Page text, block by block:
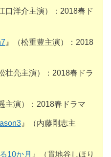
口洋介主演）：2018春ド
』（松重豊主演）：2018
壮亮主演）：2018春ドラ
主演）：2018春ドラマ
』（内藤剛志主
10か月 』（貫地谷しほり